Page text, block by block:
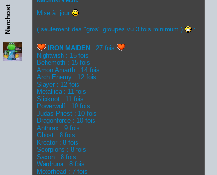
Narchost Mise à jour
( seulement des "gros" groupes vu 3 fois minimum ) :
IRON MAIDEN : 27 fois
Nightwish : 15 fois
Behemoth : 15 fois
Amon Amarth : 14 fois
Arch Enemy : 12 fois
Slayer : 12 fois
Metallica : 11 fois
Slipknot : 11 fois
Powerwolf : 10 fois
Judas Priest : 10 fois
Dragonforce : 10 fois
Anthrax : 9 fois
Ghost : 8 fois
Kreator : 8 fois
Scorpions : 8 fois
Saxon : 8 fois
Wardruna : 8 fois
Motorhead : 7 fois